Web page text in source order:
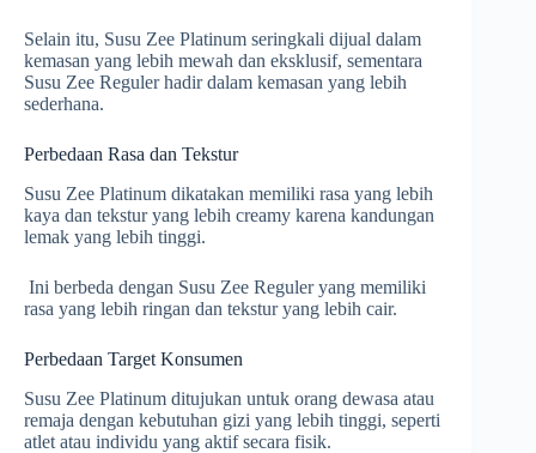
Selain itu, Susu Zee Platinum seringkali dijual dalam
kemasan yang lebih mewah dan eksklusif, sementara
Susu Zee Reguler hadir dalam kemasan yang lebih
sederhana.
Perbedaan Rasa dan Tekstur
Susu Zee Platinum dikatakan memiliki rasa yang lebih
kaya dan tekstur yang lebih creamy karena kandungan
lemak yang lebih tinggi.
Ini berbeda dengan Susu Zee Reguler yang memiliki
rasa yang lebih ringan dan tekstur yang lebih cair.
Perbedaan Target Konsumen
Susu Zee Platinum ditujukan untuk orang dewasa atau
remaja dengan kebutuhan gizi yang lebih tinggi, seperti
atlet atau individu yang aktif secara fisik.